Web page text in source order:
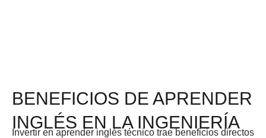
BENEFICIOS DE APRENDER
INGLÉS EN LA INGENIERÍA
Invertir en aprender inglés técnico trae beneficios directos